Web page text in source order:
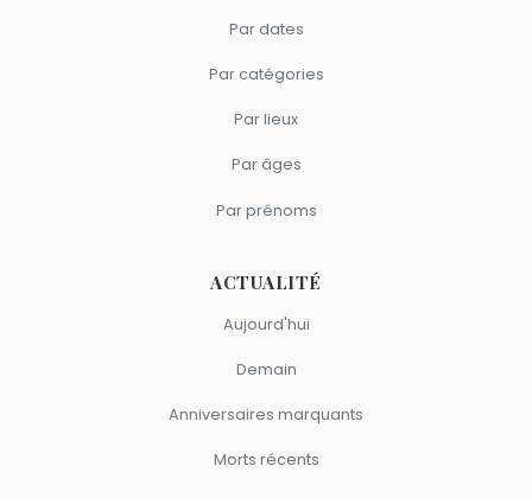
Par dates
Par catégories
Par lieux
Par âges
Par prénoms
ACTUALITÉ
Aujourd'hui
Demain
Anniversaires marquants
Morts récents